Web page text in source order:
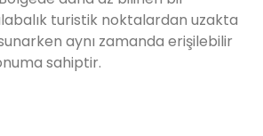
turistik noktalardan uzakta
aynı zamanda erişilebilir
sahiptir.